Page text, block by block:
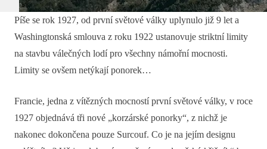
Píše se rok 1927, od první světové války uplynulo již 9 let a
Washingtonská smlouva z roku 1922 ustanovuje striktní limity
na stavbu válečných lodí pro všechny námořní mocnosti.
Limity se ovšem netýkají ponorek…
Francie, jedna z vítězných mocností první světové války, v roce
1927 objednává tři nové „korzárské ponorky“, z nichž je
nakonec dokončena pouze Surcouf. Co je na jejím designu